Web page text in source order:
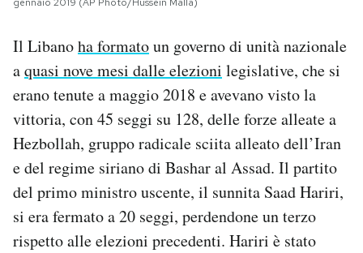
CALENDARIO
AREA PERSONALE
Newsletter
Notifiche mobile
Regala il Post
Hai bisogno di aiuto?
Il Libanoha formatoun governo di unità nazionale
aquasi nove mesi dalle elezioni legislative, che si
erano tenute a maggio 2018 e avevano visto la
vittoria, con 45 seggi su 128, delle forze alleate a
Hezbollah, gruppo radicale sciita alleato dell’Iran
e del regime siriano di Bashar al Assad. Il partito
del primo ministro uscente, il sunnita Saad Hariri,
si era fermato a 20 seggi, perdendone un terzo
rispetto alle elezioni precedenti. Hariri è stato